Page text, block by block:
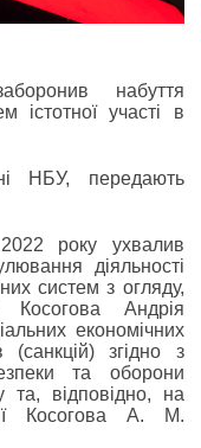
набуття
істотної участі в
НБУ, передають
року ухвалив
діяльності
систем з огляду,
Андрія
економічних
згідно з
та оборони
відповідно, на
Косогова А. М.